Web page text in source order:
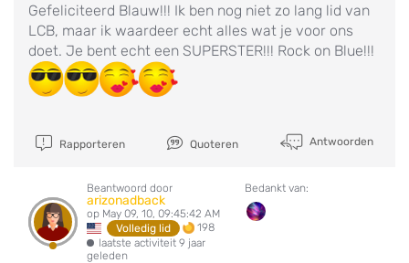
Gefeliciteerd Blauw!!! Ik ben nog niet zo lang lid van
LCB, maar ik waardeer echt alles wat je voor ons
doet. Je bent echt een SUPERSTER!!! Rock on Blue!!!
Rapporteren Quoteren Antwoorden
Beantwoord door
arizonadback
op May 09, 10, 09:45:42 AM
Volledig lid
198
laatste activiteit 9 jaar
geleden
Bedankt van: